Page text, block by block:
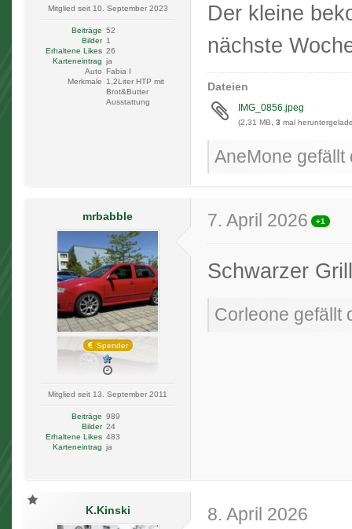
Mitglied seit 10. September 2023
Beiträge 52
Bilder 1
Erhaltene Likes 26
Karteneintrag ja
Auto Fabia I
Merkmale
1,2Liter HTP mit
Brot&Butter
Ausstattung
Der kleine
nächste
Dateien
IMG_0856.jpeg
(2,31 MB, 3 mal
AneMone gefällt
mrbabble
Spender
Mitglied seit 13. September 2011
Beiträge 989
Bilder 24
Erhaltene Likes 483
Karteneintrag ja
7. April 2026 +1
Schwarzer
Corleone gefällt
K.Kinski 8. April 2026